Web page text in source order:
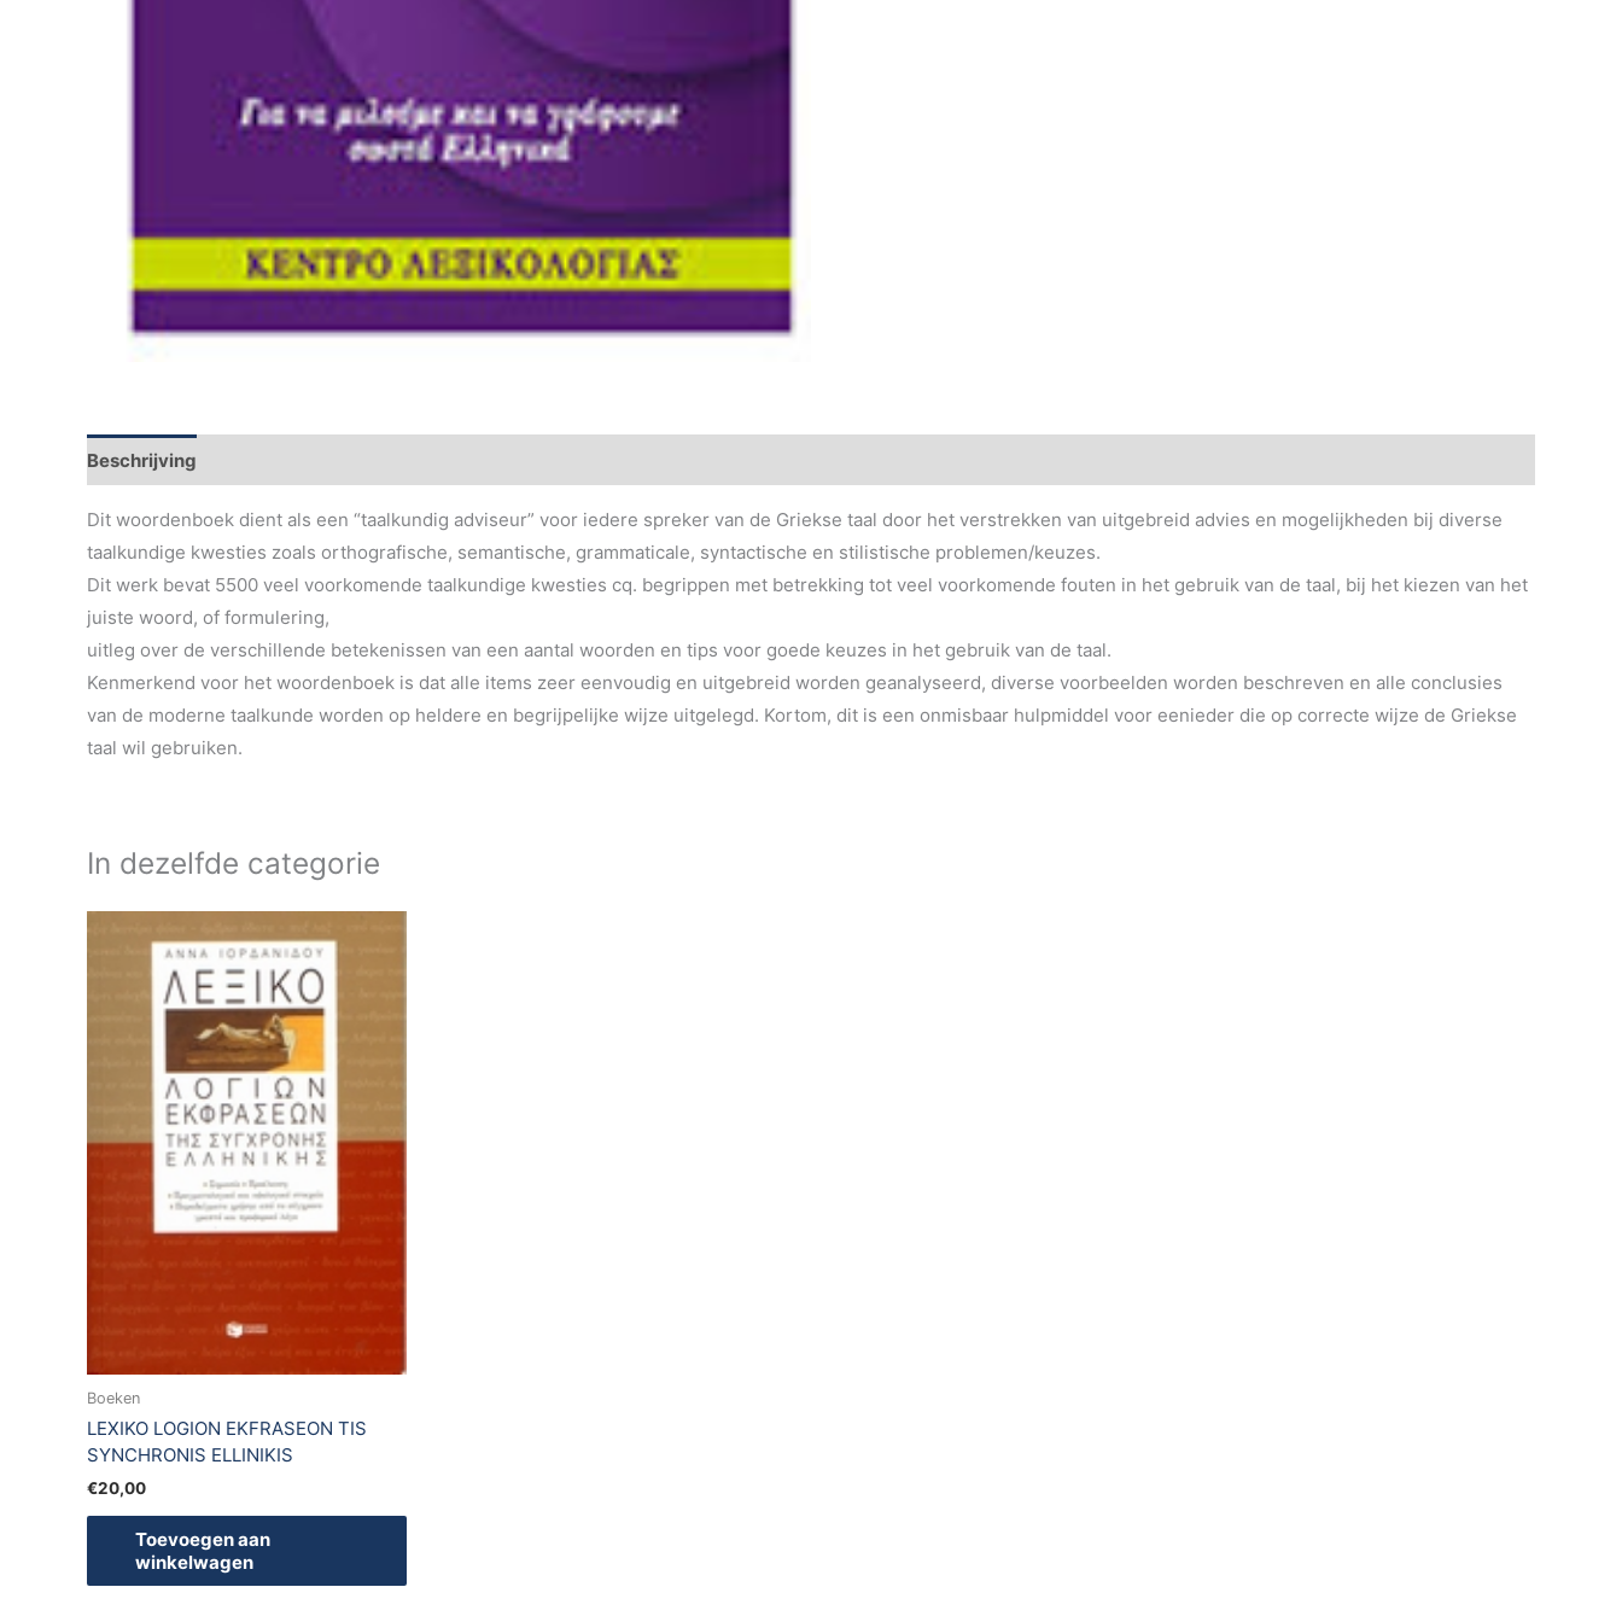
Beschrijving
Dit woordenboek dient als een “taalkundig adviseur” voor iedere spreker van de Griekse taal door het verstrekken van uitgebreid advies en mogelijkheden bij diverse
taalkundige kwesties zoals orthografische, semantische, grammaticale, syntactische en stilistische problemen/keuzes.
Dit werk bevat 5500 veel voorkomende taalkundige kwesties cq. begrippen met betrekking tot veel voorkomende fouten in het gebruik van de taal, bij het kiezen van het
juiste woord, of formulering,
uitleg over de verschillende betekenissen van een aantal woorden en tips voor goede keuzes in het gebruik van de taal.
Kenmerkend voor het woordenboek is dat alle items zeer eenvoudig en uitgebreid worden geanalyseerd, diverse voorbeelden worden beschreven en alle conclusies
van de moderne taalkunde worden op heldere en begrijpelijke wijze uitgelegd. Kortom, dit is een onmisbaar hulpmiddel voor eenieder die op correcte wijze de Griekse
taal wil gebruiken.
In dezelfde categorie
Boeken
LEXIKO LOGION EKFRASEON TIS
SYNCHRONIS ELLINIKIS
€20,00
Toevoegen aan
winkelwagen